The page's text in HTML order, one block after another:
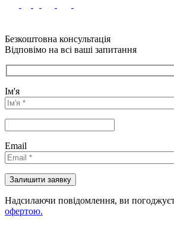
Безкоштовна консультація
Відповімо на всі ваші запитання
Ім'я
Email
Надсилаючи повідомлення, ви
офертою.